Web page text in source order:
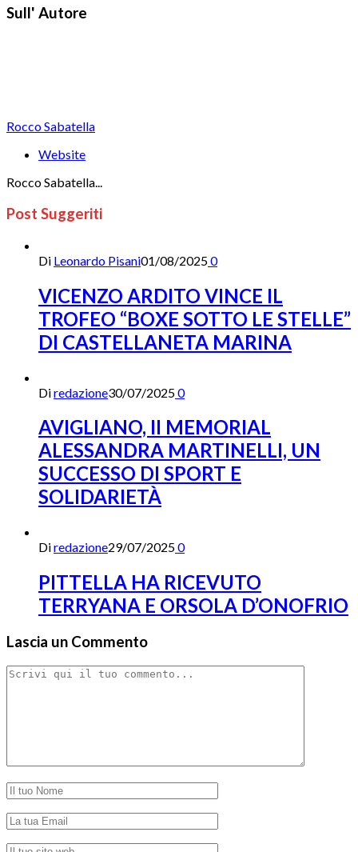
Sull' Autore
Rocco Sabatella
Website
Rocco Sabatella...
Post Suggeriti
Di Leonardo Pisani01/08/20250
VICENZO ARDITO VINCE IL
TROFEO “BOXE SOTTO LE STELLE”
DI CASTELLANETA MARINA
Diredazione30/07/20250
AVIGLIANO, II MEMORIAL
ALESSANDRA MARTINELLI, UN
SUCCESSO DI SPORT E
SOLIDARIETÀ
Diredazione29/07/20250
PITTELLA HA RICEVUTO
TERRYANA E ORSOLA D’ONOFRIO
Lascia un Commento